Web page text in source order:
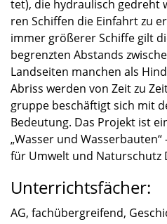
tet), die hydrau­lisch gedreht
ren Schif­fen die Einfahrt zu
immer größe­rer Schiffe gilt
begrenz­ten Abstands
Landsei­ten manchen als
Abriss werden von Zeit zu
gruppe beschäf­tigt sich mit
Bedeu­tung. Das Projekt ist
„Wasser und
für Umwelt und Natur­schutz
Unterrichtsfächer:
AG, fachüber­grei­fend,